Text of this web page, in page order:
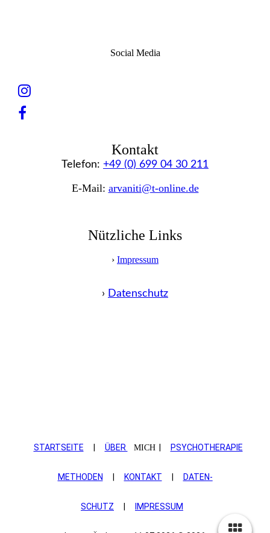
Social Media
Kontakt
Telefon: +49 (0) 699 04 30 211
E-Mail: arvaniti@t-online.de
Nützliche Links
› Impressum
› Datenschutz
STARTSEITE ÜBER MICH| PSYCHOTHERAPIE
METHODEN KONTAKT DATEN­
SCHUTZ IMPRESSUM